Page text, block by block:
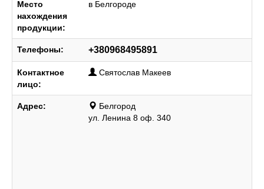
Место
нахождения
продукции:
в Белгороде
Телефоны: +380968495891
Контактное
лицо:
Святослав Макеев
Адрес:
Белгород
ул. Ленина 8 оф. 340